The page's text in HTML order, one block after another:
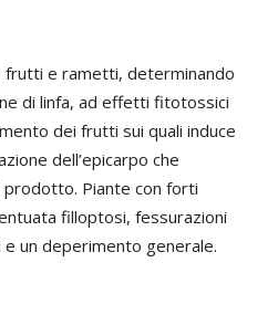
frutti e rametti, determinando
di linfa, ad effetti fitotossici
dei frutti sui quali induce
dell’epicarpo che
Piante con forti
filloptosi, fessurazioni
un deperimento generale.